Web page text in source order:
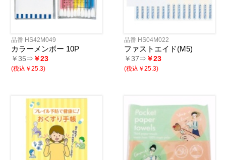
品番 HS42M049
カラーメンボー 10P
￥35⇒ ￥23
(税込￥25.3)
品番 HS04M022
ファストエイド(M5)
￥37⇒ ￥23
(税込￥25.3)